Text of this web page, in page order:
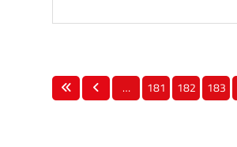
… 181 182 183